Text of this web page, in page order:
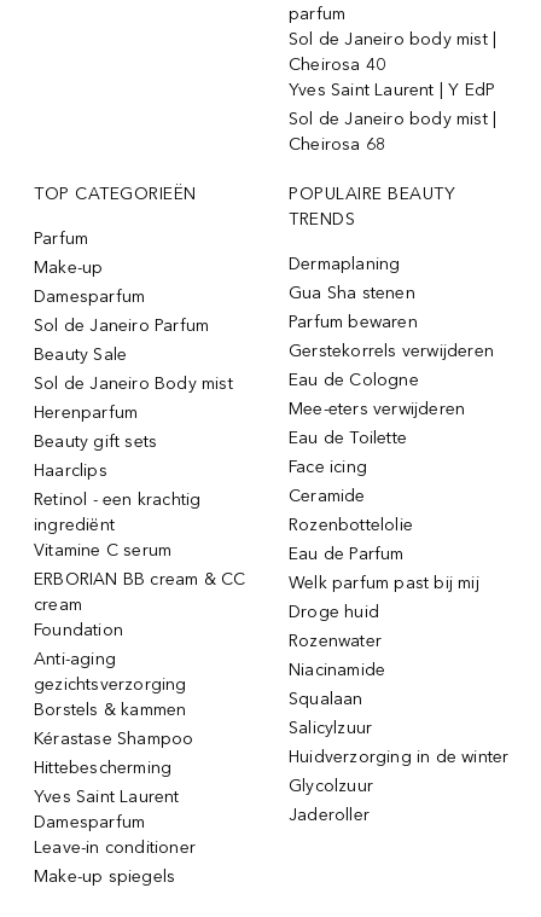
parfum
Sol de Janeiro body mist |
Cheirosa 40
Yves Saint Laurent | Y EdP
Sol de Janeiro body mist |
Cheirosa 68
TOP CATEGORIEËN
Parfum
Make-up
Damesparfum
Sol de Janeiro Parfum
Beauty Sale
Sol de Janeiro Body mist
Herenparfum
Beauty gift sets
Haarclips
Retinol - een krachtig
ingrediënt
Vitamine C serum
ERBORIAN BB cream & CC
cream
Foundation
Anti-aging
gezichtsverzorging
Borstels & kammen
Kérastase Shampoo
Hittebescherming
Yves Saint Laurent
Damesparfum
Leave-in conditioner
Make-up spiegels
POPULAIRE BEAUTY
TRENDS
Dermaplaning
Gua Sha stenen
Parfum bewaren
Gerstekorrels verwijderen
Eau de Cologne
Mee-eters verwijderen
Eau de Toilette
Face icing
Ceramide
Rozenbottelolie
Eau de Parfum
Welk parfum past bij mij
Droge huid
Rozenwater
Niacinamide
Squalaan
Salicylzuur
Huidverzorging in de winter
Glycolzuur
Jaderoller